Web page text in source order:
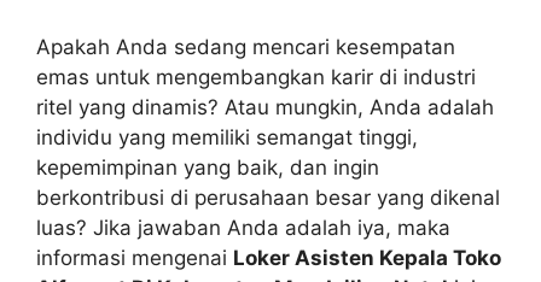
Apakah Anda sedang mencari kesempatan
emas untuk mengembangkan karir di industri
ritel yang dinamis? Atau mungkin, Anda adalah
individu yang memiliki semangat tinggi,
kepemimpinan yang baik, dan ingin
berkontribusi di perusahaan besar yang dikenal
luas? Jika jawaban Anda adalah iya, maka
informasi mengenai Loker Asisten Kepala Toko